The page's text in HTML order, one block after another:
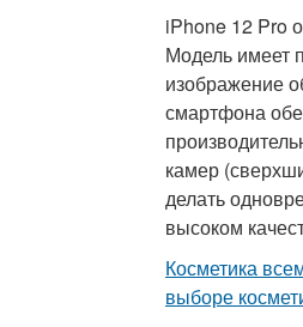
iPhone 12 Pro
Модель имеет
изображение
смартфона
камер
делать
высоком
Косметика
выборе